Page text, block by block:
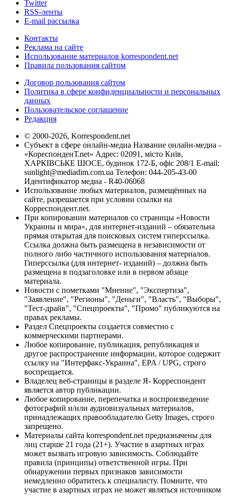
Twitter
RSS-ленты
E-mail рассылка
Контакты
Реклама на сайте
Использование материалов korrespondent.net
Правила пользования сайтом
Договор пользования сайтом
Политика в сфере конфиденциальности и персональных
данных
Пользовательское соглашение
Редакция
© 2000-2026, Korrespondent.net
Субъект в сфере онлайн-медиа Название онлайн-медиа -
«КореспонденТ.net» Адрес: 02091, місто Київ,
ХАРКІВСЬКЕ ШОСЕ, будинок 172-Б, офіс 208/1 E-mail:
sunlight@mediadim.com.ua Телефон: 044-205-43-00
Идентификатор медиа - R40-06068
Использование любых материалов, размещённых на
сайте, разрешается при условии ссылки на
Корреспондент.net.
При копировании материалов со страницы «Новости
Украины и мира», для интернет-изданий – обязательна
прямая открытая для поисковых систем гиперссылка.
Ссылка должна быть размещена в независимости от
полного либо частичного использования материалов.
Гиперссылка (для интернет- изданий) – должна быть
размещена в подзаголовке или в первом абзаце
материала.
Новости с пометками "Мнение", "Экспертиза",
"Заявление", "Регионы", "Деньги", "Власть", "Выборы",
"Тест-драйв", "Спецпроекты", "Промо" публикуются на
правах рекламы.
Раздел Спецпроекты создается совместно с
коммерческими партнерами.
Любое копирование, публикация, републикация и
другое распространение информации, которое содержит
ссылку на "Интерфакс-Украина", EPA / UPG, строго
воспрещается.
Владелец веб-страницы в разделе Я- Корреспондент
является автор публикации.
Любое копирование, перепечатка и воспроизведение
фотографий и/или аудиовизуальных материалов,
принадлежащих правообладателю Getty Images, строго
запрещено.
Материалы сайта korrespondent.net предназначены для
лиц старше 21 года (21+). Участие в азартных играх
может вызвать игровую зависимость. Соблюдайте
правила (принципы) ответственной игры. При
обнаружении первых признаков зависимости
немедленно обратитесь к специалисту. Помните, что
участие в азартных играх не может являться источником